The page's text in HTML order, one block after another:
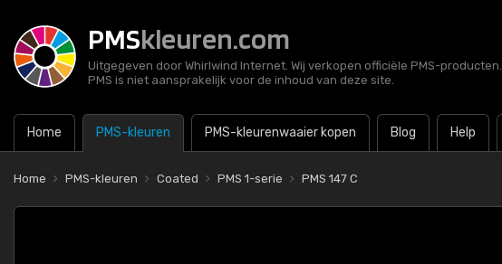
PMSkleuren.com
Uitgegeven door Whirlwind Internet. Wij verkopen officiële PMS-producten.
PMS is niet aansprakelijk voor de inhoud van deze site.
Home PMS-kleuren PMS-kleurenwaaier kopen Blog Help
Home PMS-kleuren Coated PMS 1-serie PMS 147 C